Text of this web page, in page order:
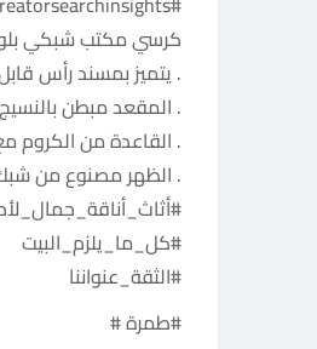
كرسي مكتب شبكي
. يتميز بمسند رأس
. المقعد مبطن
. القاعدة من الكروم
. الظهر مصنوع من
#كل_ما_يلزم_البيت
#الثقة_عنواننا
#طمرة #